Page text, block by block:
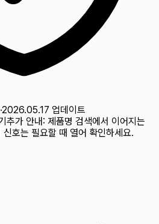
·2026.05.17 업데이트
추가 안내: 제품명 검색에서 이어지는
신호는 필요할 때 열어 확인하세요.